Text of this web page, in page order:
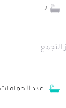
التجمع
عدد الحمامات